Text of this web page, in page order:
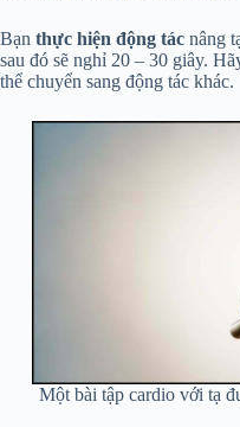
Bạn thực hiện động tác nâng
sau đó sẽ nghỉ 20 – 30 giây.
thể chuyển sang động tác khác.
Một bài tập cardio với tạ